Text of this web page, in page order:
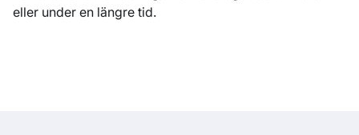
eller under en längre tid.